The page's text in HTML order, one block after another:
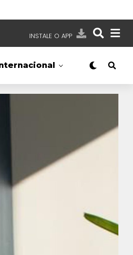
INSTALE O APP
APP TV SBT
- SISTEMA BRASILEIRO DE TELEVISÃO